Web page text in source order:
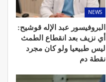
NEWS
البروفيسور عبد الإله قوشيح:
أي نزيف بعد انقطاع الطمث
ليس طبيعيا ولو كان مجرد
نقطة دم